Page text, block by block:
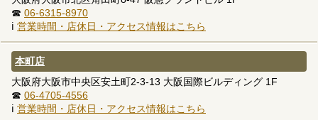
☎ 06-6315-8970
ℹ 営業時間・店休日・アクセス情報はこちら
本町店
大阪府大阪市中央区安土町2-3-13 大阪国際ビルディング 1F
☎ 06-4705-4556
ℹ 営業時間・店休日・アクセス情報はこちら